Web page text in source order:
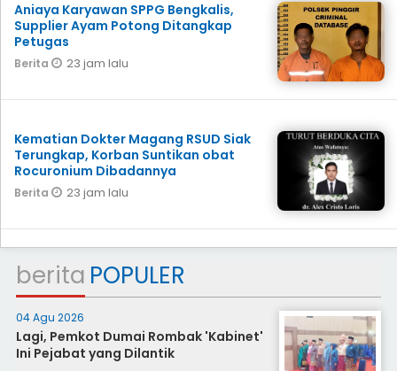
Aniaya Karyawan SPPG Bengkalis,
Supplier Ayam Potong Ditangkap
Petugas
Berita 23 jam lalu
Kematian Dokter Magang RSUD Siak
Terungkap, Korban Suntikan obat
Rocuronium Dibadannya
Berita 23 jam lalu
berita POPULER
04 Agu 2026
Lagi, Pemkot Dumai Rombak 'Kabinet'
Ini Pejabat yang Dilantik